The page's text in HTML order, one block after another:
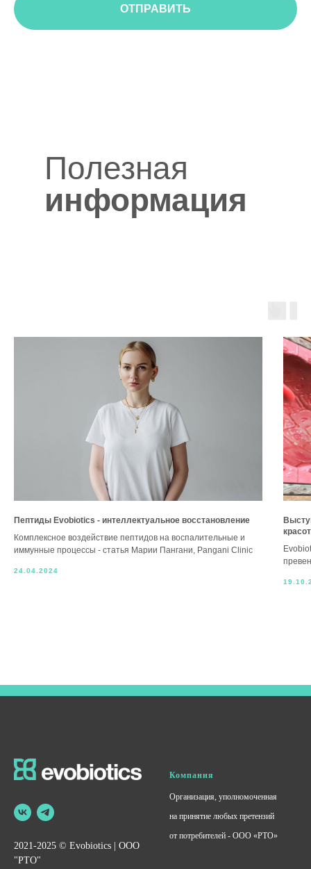
ОТПРАВИТЬ
Полезная
информация
Пептиды Evobiotics - интеллектуальное восстановление
Комплексное воздействие пептидов на воспалительные и
иммунные процессы - статья Марии Пангани, Pangani Clinic
24.04.2024
2021-2025 © Evobiotics | ООО
"РТО"
Компания
Организация, уполномоченная
на принятие любых претензий
от потребителей - ООО «РТО»